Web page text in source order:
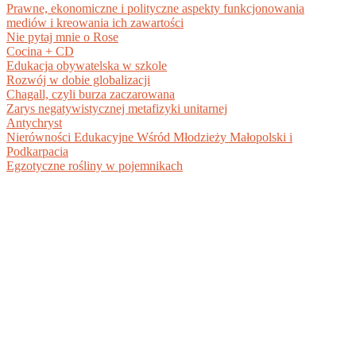
Prawne, ekonomiczne i polityczne aspekty funkcjonowania
mediów i kreowania ich zawartości
Nie pytaj mnie o Rose
Cocina + CD
Edukacja obywatelska w szkole
Rozwój w dobie globalizacji
Chagall, czyli burza zaczarowana
Zarys negatywistycznej metafizyki unitarnej
Antychryst
Nierówności Edukacyjne Wśród Młodzieży Małopolski i
Podkarpacia
Egzotyczne rośliny w pojemnikach